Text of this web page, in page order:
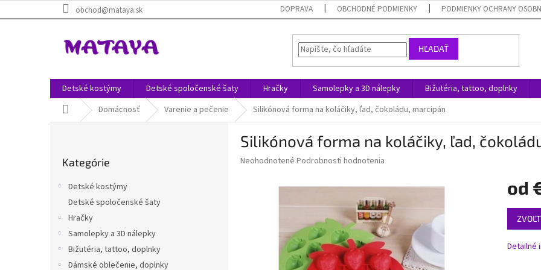
na
obchod@mataya.sk DOPRAVA OBCHODNÉ PODMIENKY PODMIENKY OCHRANY
HĽADAŤ
Detské kostýmy Detské spoločenské šaty Hračky Samolepky a 3D nálepky Bižutéria, tattoo, doplnky
DomovDomácnosť Varenie a pečenie Silikónová forma na koláčiky, ľad, čokoládu, marcipán
kategórie
Kategórie
Detské kostýmy
Detské spoločenské šaty
Hračky
Samolepky a 3D nálepky
Bižutéria, tattoo, doplnky
Dámské oblečenie, doplnky
Silikónová forma na koláčiky, ľad,
Priemerné
Neohodnotené Podrobnosti hodnotenia
od
cena:
Detailné